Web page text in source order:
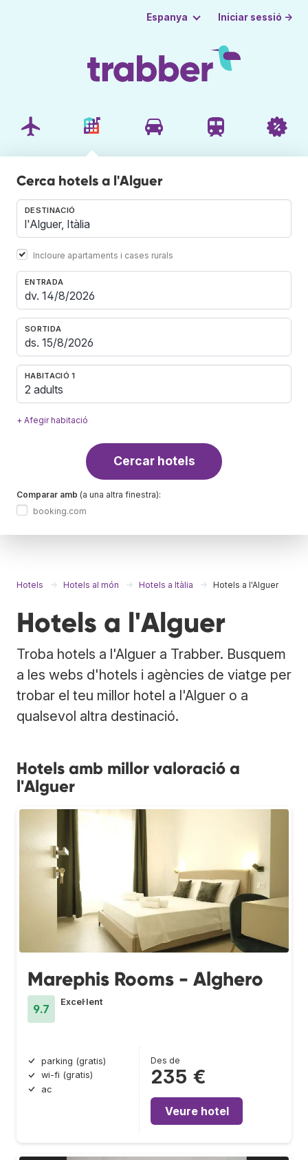
Espanya Iniciar sessió →
Cerca hotels a l'Alguer
DESTINACIÓ
Incloure apartaments i cases rurals
ENTRADA
SORTIDA
HABITACIÓ 1
2 adults
+ Afegir habitació
Cercar hotels
Comparar amb (a una altra finestra):
booking.com
Hotels Hotels al món Hotels a Itàlia Hotels a l'Alguer
Hotels a l'Alguer
Troba hotels a l'Alguer a Trabber. Busquem
a les webs d'hotels i agències de viatge per
trobar el teu millor hotel a l'Alguer o a
qualsevol altra destinació.
Hotels amb millor valoració a
l'Alguer
Marephis Rooms - Alghero
9.7
Excel·lent
parking (gratis)
wi-fi (gratis)
ac
Des de
235 €
Veure hotel